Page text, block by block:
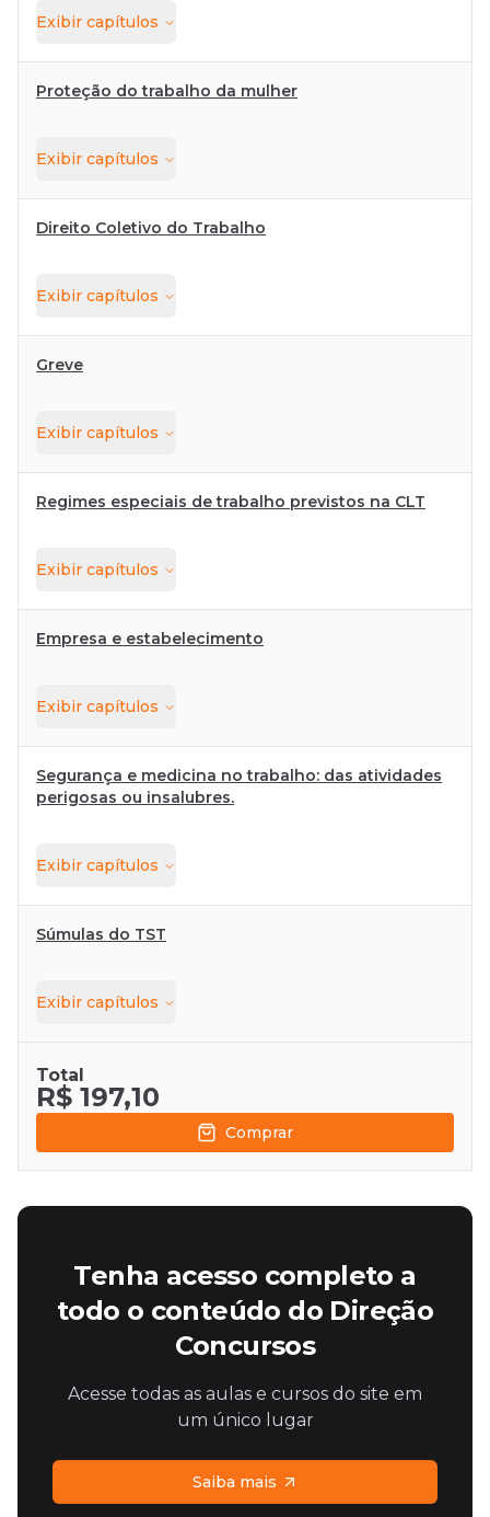
Exibir capítulos
Proteção do trabalho da mulher
Exibir capítulos
Direito Coletivo do Trabalho
Exibir capítulos
Greve
Exibir capítulos
Regimes especiais de trabalho previstos na CLT
Exibir capítulos
Empresa e estabelecimento
Exibir capítulos
Segurança e medicina no trabalho: das atividades
perigosas ou insalubres.
Exibir capítulos
Súmulas do TST
Exibir capítulos
Total
R$ 197,10
Comprar
Tenha acesso completo a
todo o conteúdo do Direção
Concursos
Acesse todas as aulas e cursos do site em
um único lugar
Saiba mais